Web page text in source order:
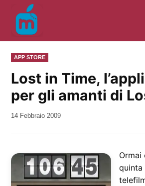
contenuto
PUBBLICATO
IN
APP STORE
Lost in Time,
per gli amanti di
da
14 Febbraio 2009
Ormai
quinta